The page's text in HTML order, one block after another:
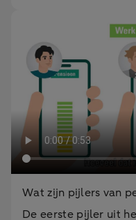
Wat zijn pijlers van
De eerste pijler uit